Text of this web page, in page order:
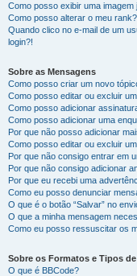
Como posso exibir uma
Como posso alterar o meu rank?
Quando clico no e-mail de um
login?!
Sobre as Mensagens
Como posso criar um novo
Como posso editar ou excluir
Como posso adicionar
Como posso adicionar uma
Por que não posso adicionar
Como posso editar ou excluir
Por que não consigo entrar em
Por que não consigo adicionar
Por que eu recebi uma
Como eu posso denunciar
O que é o botão “Salvar” no
O que a minha mensagem
Como eu posso ressuscitar os
Sobre os Formatos e Tipos
O que é BBCode?